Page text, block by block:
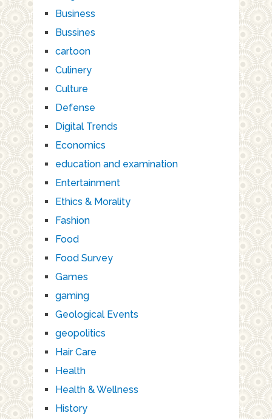
Business
Bussines
cartoon
Culinery
Culture
Defense
Digital Trends
Economics
education and examination
Entertainment
Ethics & Morality
Fashion
Food
Food Survey
Games
gaming
Geological Events
geopolitics
Hair Care
Health
Health & Wellness
History